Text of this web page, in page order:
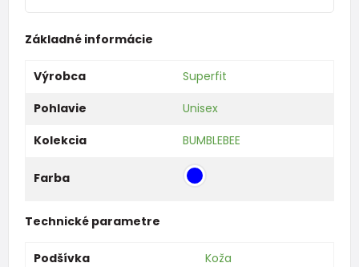
Základné informácie
Výrobca
Superfit
Pohlavie
Unisex
Kolekcia
BUMBLEBEE
Farba
Technické parametre
Podšívka
Koža